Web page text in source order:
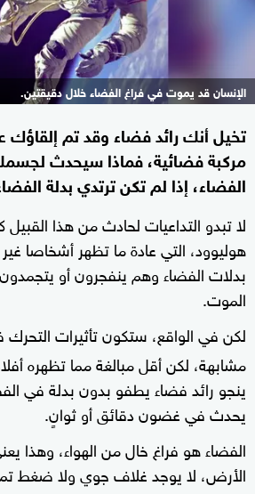
الإنسان قد يموت في فراغ الفضاء خلال دقيقتين.
تخيل أنك رائد فضاء وقد تم
مركبة فضائية، فماذا سيحدث
الفضاء، إذا لم تكن ترتدي بدلة
لا تبدو التداعيات لحادث من هذا
هوليوود، التي عادة ما تظهر أشخاصا
بدلات الفضاء وهم ينفجرون أو
الموت.
لكن في الواقع، ستكون تأثيرات
مشابهة، لكن أقل مبالغة مما تظهره
ينجو رائد فضاء يطفو بدون بدلة في
يحدث في غضون دقائق أو ثوانٍ.
الفضاء هو فراغ خال من الهواء، وهذا
الأرض، لا يوجد غلاف جوي ولا ضغط